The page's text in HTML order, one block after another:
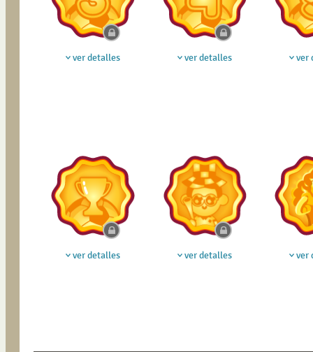
ver detalles ver detalles ver
ver detalles ver detalles ver